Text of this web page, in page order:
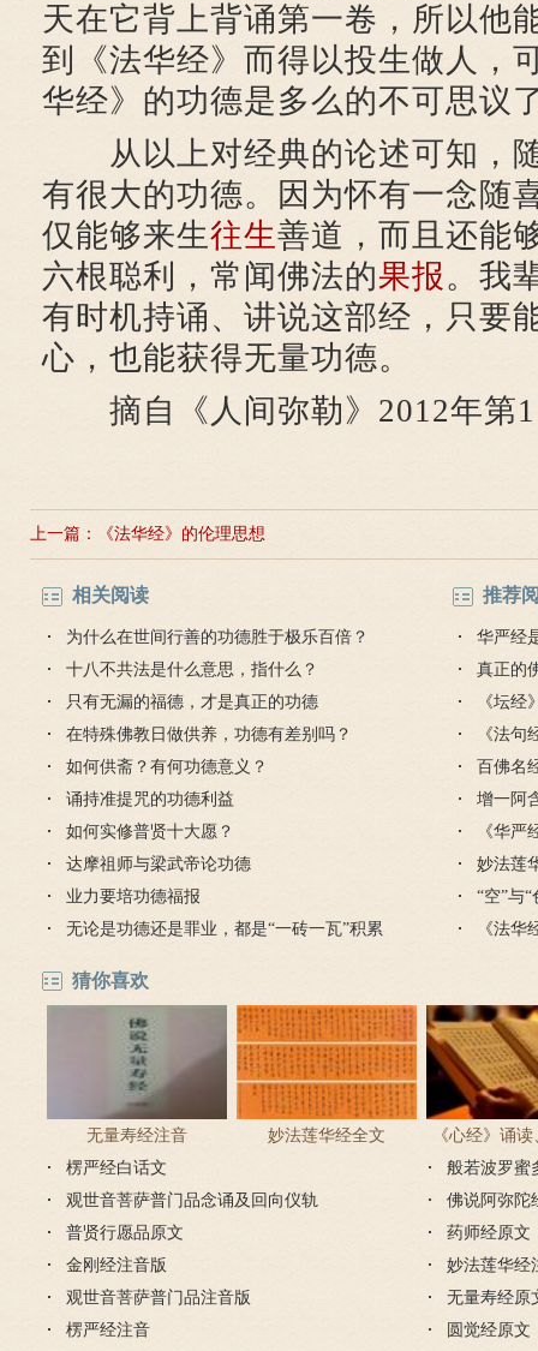
天在它背上背诵第一卷，所以他
到《法华经》而得以投生做人，
华经》的功德是多么的不可思议
从以上对经典的论述可知，
有很大的功德。因为怀有一念随
仅能够来生往生善道，而且还能
六根聪利，常闻佛法的果报。我
有时机持诵、讲说这部经，只要
心，也能获得无量功德。
摘自《人间弥勒》2012年第
上一篇： 《法华经》的伦理思想
相关阅读
为什么在世间行善的功德胜于极乐百倍？
十八不共法是什么意思，指什么？
只有无漏的福德，才是真正的功德
在特殊佛教日做供养，功德有差别吗？
如何供斋？有何功德意义？
诵持准提咒的功德利益
如何实修普贤十大愿？
达摩祖师与梁武帝论功德
业力要培功德福报
无论是功德还是罪业，都是“一砖一瓦”积累
推荐
华严经
真正的
毒是魔
《坛
思
《法
的讲解
百佛名
增一阿
《华严
么意思
妙法莲
“空”与
《法
猜你喜欢
无量寿经注音 妙法莲华经全文
《心经》诵
步骤
楞严经白话文
般若波罗蜜
观世音菩萨普门品念诵及回向仪轨
佛说阿弥陀
普贤行愿品原文
药师经原文
金刚经注音版
妙法莲华经
观世音菩萨普门品注音版
无量寿经原
楞严经注音
圆觉经原文